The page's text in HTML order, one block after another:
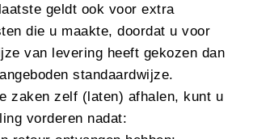
geldt ook voor extra
die u maakte, doordat u voor
van levering heeft gekozen dan
standaardwijze.
zaken zelf (laten) afhalen, kunt u
vorderen nadat: